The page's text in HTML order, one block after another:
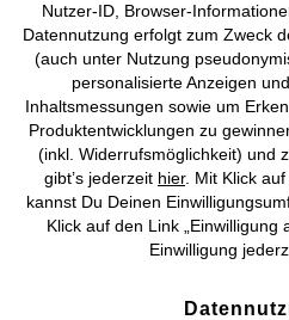
AGB Datenschutz Cookie-
Vertrag
2026 bonprix.
Deutsch
Nutzer-ID, Browser-
Datennutzung erfolgt zum Zweck
(auch unter Nutzung
personalisierte Anzeigen
Inhaltsmessungen sowie um
Produktentwicklungen zu
(inkl. Widerrufsmöglichkeit) und
gibt’s jederzeit hier. Mit Klick auf
kannst Du Deinen
Klick auf den Link „Einwilligung
Einwilligung